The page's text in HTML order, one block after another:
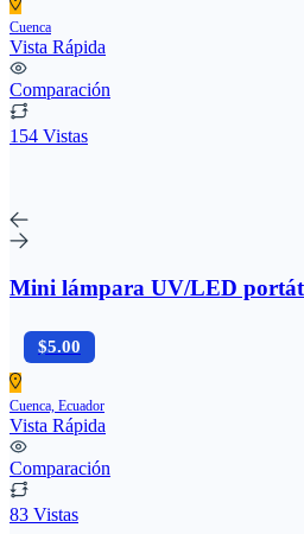
Cuenca
Vista Rápida
Comparación
154 Vistas
Mini lámpara UV/LED
$5.00
Cuenca, Ecuador
Vista Rápida
Comparación
83 Vistas